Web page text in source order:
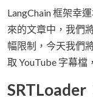
LangChain 框架幸
來的文章中，我們
幅限制，今天我們
取 YouTube 字幕檔
SRTLoader